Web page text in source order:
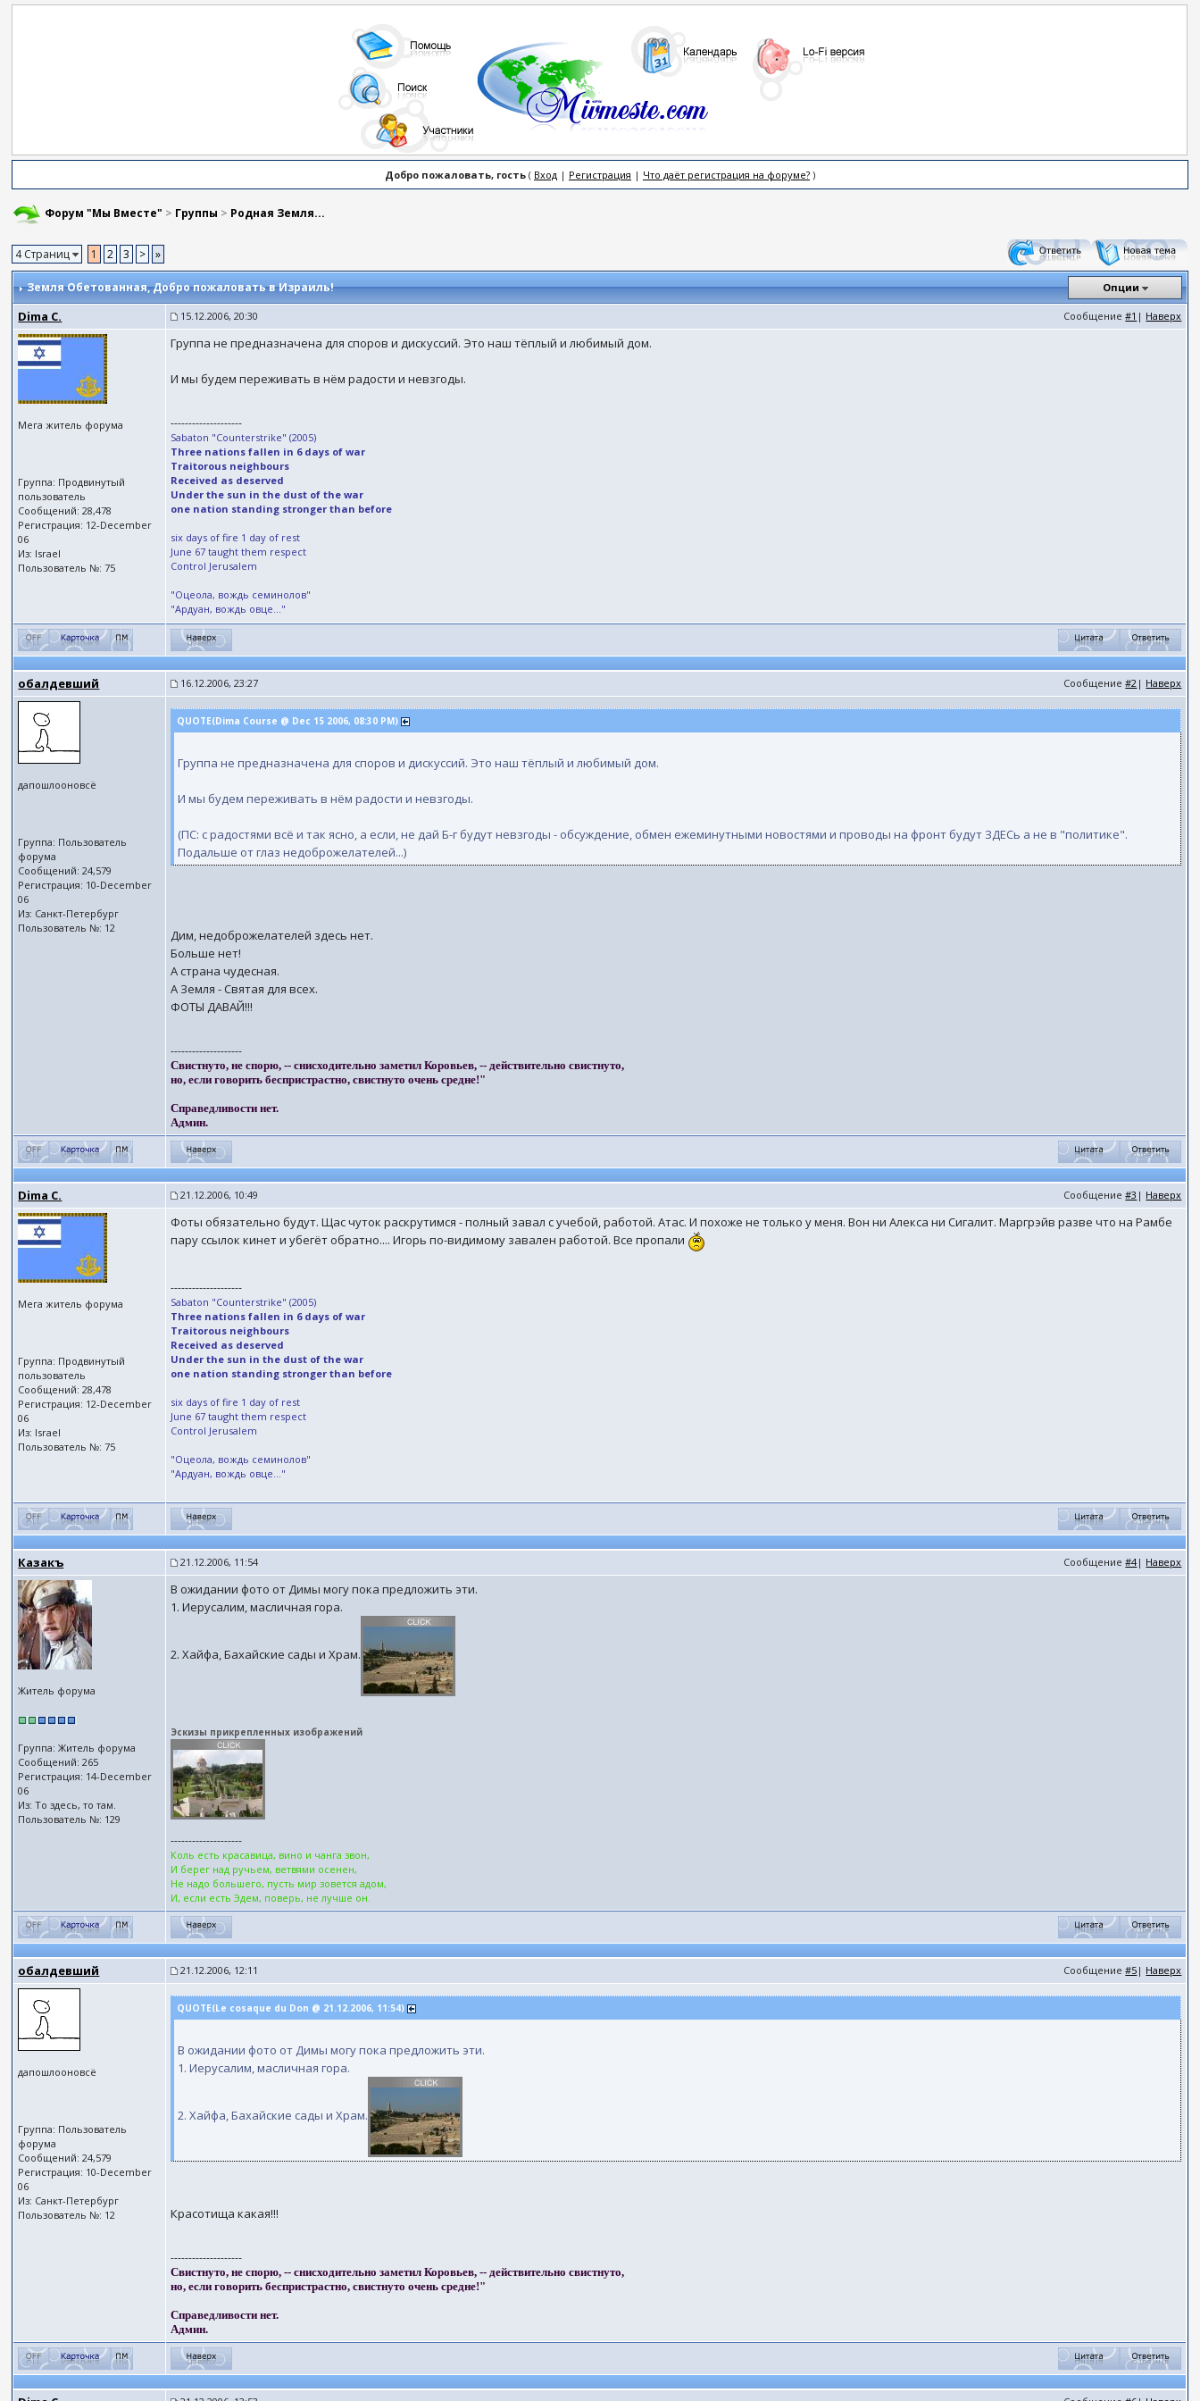
Добро пожаловать, гость( Вход| Регистрация | Что даёт регистрация на форуме?)
Форум "Мы Вместе" > Группы > Родная Земля...
4 Страниц 1 2 3 > »
Земля Обетованная, Добро пожаловать в Израиль! Опции
Dima C. 15.12.2006, 20:30 Сообщение#1 | Наверх
Мега житель форума
Группа: Продвинутый
пользователь
Сообщений: 28,478
Регистрация: 12-December
06
Из: Israel
Пользователь №: 75
Группа не предназначена для споров и дискуссий. Это наш тёплый и любимый дом.
И мы будем переживать в нём радости и невзгоды.
--------------------
Sabaton "Counterstrike" (2005)
Three nations fallen in 6 days of war
Traitorous neighbours
Received as deserved
Under the sun in the dust of the war
one nation standing stronger than before
six days of fire 1 day of rest
June 67 taught them respect
Control Jerusalem
"Оцеола, вождь семинолов"
"Ардуан, вождь овце..."
обалдевший 16.12.2006, 23:27 Сообщение#2 | Наверх
дапошлооновсё
Группа: Пользователь
форума
Сообщений: 24,579
Регистрация: 10-December
06
Из: Санкт-Петербург
Пользователь №: 12
QUOTE(Dima Course @ Dec 15 2006, 08:30 PM)
Группа не предназначена для споров и дискуссий. Это наш тёплый и любимый дом.
И мы будем переживать в нём радости и невзгоды.
(ПС: с радостями всё и так ясно, а если, не дай Б-г будут невзгоды - обсуждение, обмен ежеминутными новостями и проводы на фронт будут ЗДЕСь а не в "политике".
Подальше от глаз недоброжелателей...)
Дим, недоброжелателей здесь нет.
Больше нет!
А страна чудесная.
А Земля - Святая для всех.
ФОТЫ ДАВАЙ!!!
--------------------
Свистнуто, не спорю, -- снисходительно заметил Коровьев, -- действительно свистнуто,
но, если говорить беспристрастно, свистнуто очень средне!"
Справедливости нет.
Админ.
Dima C. 21.12.2006, 10:49 Сообщение#3 | Наверх
Мега житель форума
Группа: Продвинутый
пользователь
Сообщений: 28,478
Регистрация: 12-December
06
Из: Israel
Пользователь №: 75
Фоты обязательно будут. Щас чуток раскрутимся - полный завал с учебой, работой. Атас. И похоже не только у меня. Вон ни Алекса ни Сигалит. Маргрэйв разве что на Рамбе
пару ссылок кинет и убегёт обратно.... Игорь по-видимому завален работой. Все пропали
--------------------
Sabaton "Counterstrike" (2005)
Three nations fallen in 6 days of war
Traitorous neighbours
Received as deserved
Under the sun in the dust of the war
one nation standing stronger than before
six days of fire 1 day of rest
June 67 taught them respect
Control Jerusalem
"Оцеола, вождь семинолов"
"Ардуан, вождь овце..."
Казакъ 21.12.2006, 11:54 Сообщение#4| Наверх
Житель форума
Группа: Житель форума
Сообщений: 265
Регистрация: 14-December
06
Из: То здесь, то там.
Пользователь №: 129
В ожидании фото от Димы могу пока предложить эти.
1. Иерусалим, масличная гора.
2. Хайфа, Бахайские сады и Храм.
Эскизы прикрепленных изображений
--------------------
Коль есть красавица, вино и чанга звон,
И берег над ручьем, ветвями осенен,
Не надо большего, пусть мир зовется адом,
И, если есть Эдем, поверь, не лучше он.
обалдевший 21.12.2006, 12:11 Сообщение#5 | Наверх
дапошлооновсё
Группа: Пользователь
форума
Сообщений: 24,579
Регистрация: 10-December
06
Из: Санкт-Петербург
Пользователь №: 12
QUOTE(Le cosaque du Don @ 21.12.2006, 11:54)
В ожидании фото от Димы могу пока предложить эти.
1. Иерусалим, масличная гора.
2. Хайфа, Бахайские сады и Храм.
Красотища какая!!!
--------------------
Свистнуто, не спорю, -- снисходительно заметил Коровьев, -- действительно свистнуто,
но, если говорить беспристрастно, свистнуто очень средне!"
Справедливости нет.
Админ.